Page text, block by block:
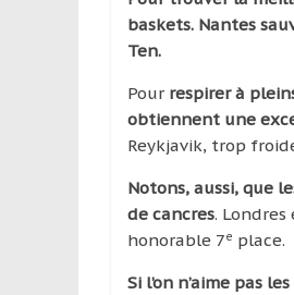
baskets. Nantes
Ten.
Pour respirer à
obtiennent une
Reykjavik, trop
Notons, aussi, que
de cancres. Londres
honorable 7e place.
Si l’on n’aime pas